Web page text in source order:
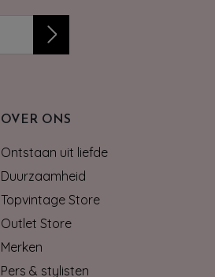
OVER ONS
Ontstaan uit liefde
Duurzaamheid
Topvintage Store
Outlet Store
Merken
Pers & stylisten